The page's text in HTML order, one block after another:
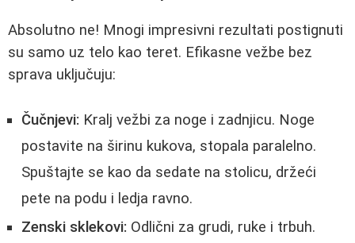
Absolutno ne! Mnogi impresivni rezultati postignuti
su samo uz telo kao teret. Efikasne vežbe bez
sprava uključuju:
Čučnjevi: Kralj vežbi za noge i zadnjicu. Noge
postavite na širinu kukova, stopala paralelno.
Spuštajte se kao da sedate na stolicu, držeći
pete na podu i ledja ravno.
Zenski sklekovi: Odlični za grudi, ruke i trbuh.